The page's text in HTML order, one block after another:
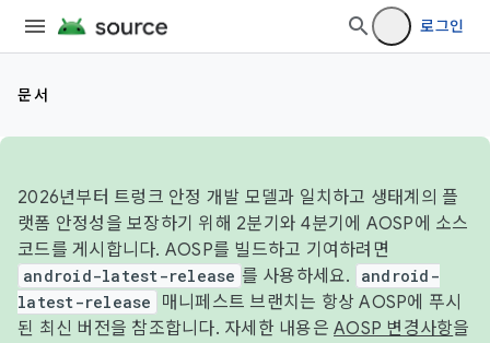
로그인
문서
2026년부터 트렁크 안정 개발 모델과 일치하고 생태계의 플
랫폼 안정성을 보장하기 위해 2분기와 4분기에 AOSP에 소스
코드를 게시합니다. AOSP를 빌드하고 기여하려면
android-latest-release 를 사용하세요.
android-
latest-release
매니페스트 브랜치는 항상 AOSP에 푸시
된 최신 버전을 참조합니다. 자세한 내용은 AOSP 변경사항을